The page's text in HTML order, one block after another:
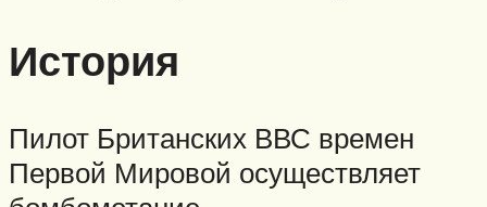
История
Пилот Британских ВВС времен
Первой Мировой осуществляет